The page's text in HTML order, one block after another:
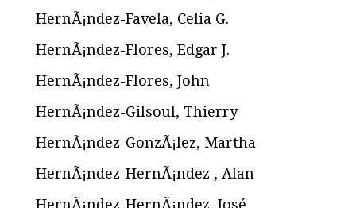
HernÃ¡ndez-Favela, Celia G.
HernÃ¡ndez-Flores, Edgar J.
HernÃ¡ndez-Flores, John
HernÃ¡ndez-Gilsoul, Thierry
HernÃ¡ndez-GonzÃ¡lez, Martha
HernÃ¡ndez-HernÃ¡ndez , Alan
HernÃ¡ndez-HernÃ¡ndez, José